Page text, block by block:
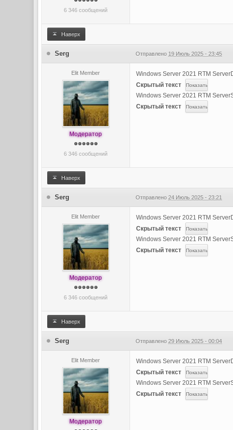
6 346 сообщений
Наверх
Serg Отправлено 19 Июль 2025 - 23:45
Elit Member
Модератор
6 346 сообщений
Windows Server 2021 RTM
Скрытый текст
Windows Server 2021 RTM
Скрытый текст
Наверх
Serg Отправлено24 Июль 2025 - 23:21
Elit Member
Модератор
6 346 сообщений
Windows Server 2021 RTM
Скрытый текст
Windows Server 2021 RTM
Скрытый текст
Наверх
Serg Отправлено29 Июль 2025 - 00:04
Elit Member
Модератор
Windows Server 2021 RTM
Скрытый текст
Windows Server 2021 RTM
Скрытый текст